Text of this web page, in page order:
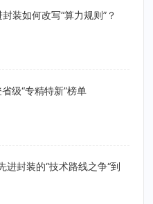
装如何改写“算力规则”？
级“专精特新”榜单
封装的“技术路线之争“到